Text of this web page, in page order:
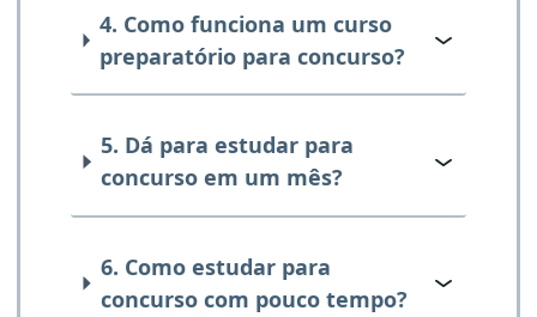
4. Como funciona um curso
preparatório para concurso?
5. Dá para estudar para
concurso em um mês?
6. Como estudar para
concurso com pouco tempo?